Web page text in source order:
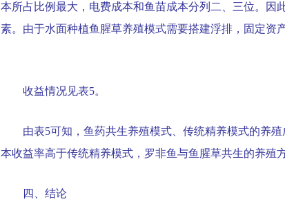
本所占比例最大，电费成本和鱼苗成本分列二、三位。因
素。由于水面种植鱼腥草养殖模式需要搭建浮排，固定资
收益情况见表5。
由表5可知，鱼药共生养殖模式、传统精养模式的养
本收益率高于传统精养模式，罗非鱼与鱼腥草共生的养殖
四、结论